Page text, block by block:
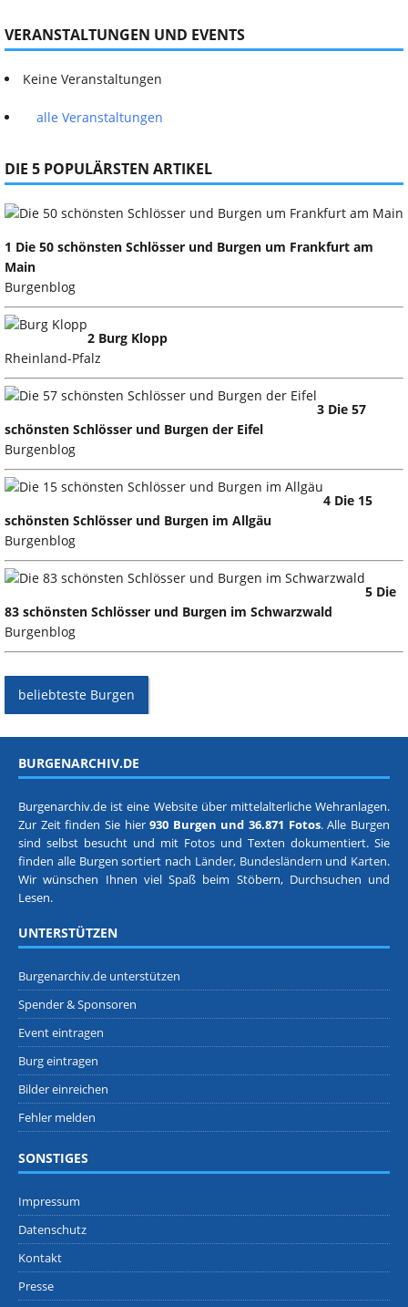
VERANSTALTUNGEN UND EVENTS
Keine Veranstaltungen
alle Veranstaltungen
DIE 5 POPULÄRSTEN ARTIKEL
1 Die 50 schönsten Schlösser und Burgen um Frankfurt am
Main
Burgenblog
2 Burg Klopp
Rheinland-Pfalz
3 Die 57
schönsten Schlösser und Burgen der Eifel
Burgenblog
4 Die 15
schönsten Schlösser und Burgen im Allgäu
Burgenblog
5 Die
83 schönsten Schlösser und Burgen im Schwarzwald
Burgenblog
beliebteste Burgen
BURGENARCHIV.DE
Burgenarchiv.de ist eine Website über mittelalterliche Wehranlagen.
Zur Zeit finden Sie hier930 Burgen und 36.871 Fotos. Alle Burgen
sind selbst besucht und mit Fotos und Texten dokumentiert. Sie
finden alle Burgen sortiert nach Länder, Bundesländern und Karten.
Wir wünschen Ihnen viel Spaß beim Stöbern, Durchsuchen und
Lesen.
UNTERSTÜTZEN
Burgenarchiv.de unterstützen
Spender & Sponsoren
Event eintragen
Burg eintragen
Bilder einreichen
Fehler melden
SONSTIGES
Impressum
Datenschutz
Kontakt
Presse